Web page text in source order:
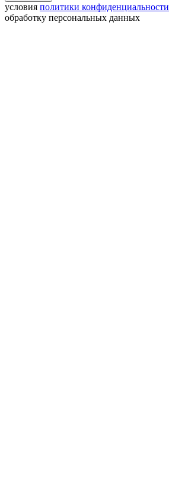
условия политики конфиденциальности
обработку персональных данных